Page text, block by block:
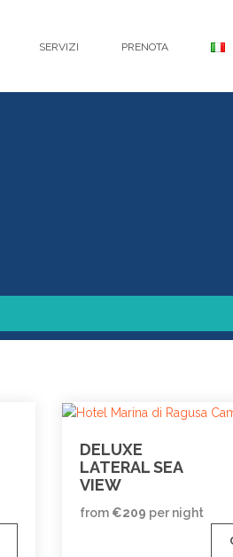
SERVIZI PRENOTA
DELUXE
LATERAL SEA
VIEW
from €209 per night